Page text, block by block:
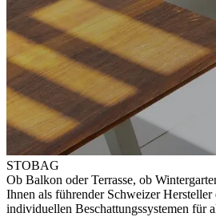
STOBAG
Ob Balkon oder Terrasse, ob
Ihnen als führender Schweizer Hersteller
individuellen Beschattungssystemen für